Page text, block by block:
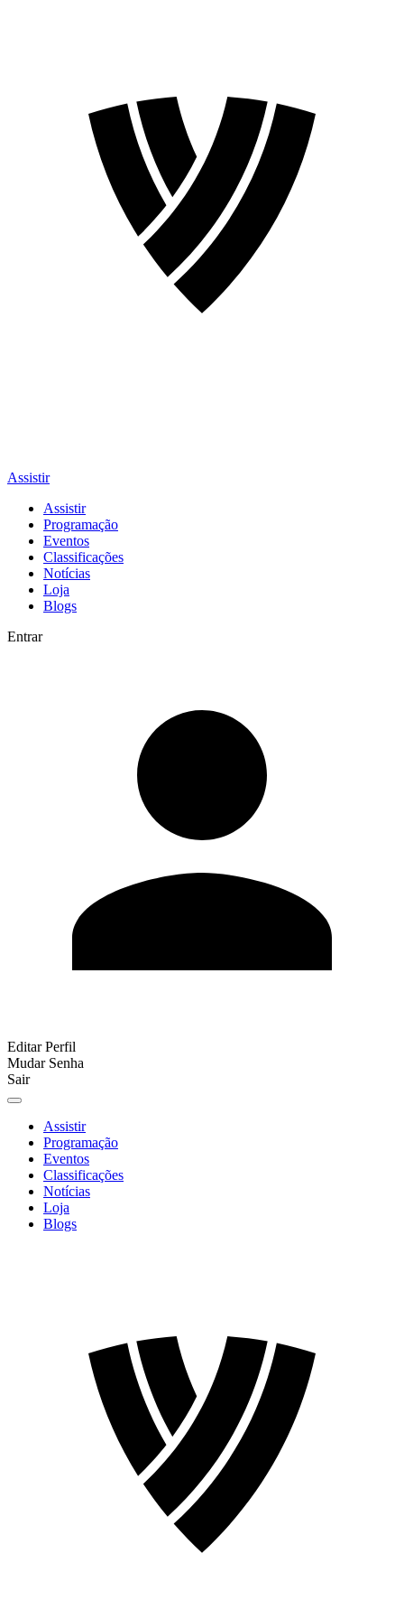
Assistir
Assistir
Programação
Eventos
Classificações
Notícias
Loja
Blogs
Entrar
Editar Perfil
Mudar Senha
Sair
Assistir
Programação
Eventos
Classificações
Notícias
Loja
Blogs